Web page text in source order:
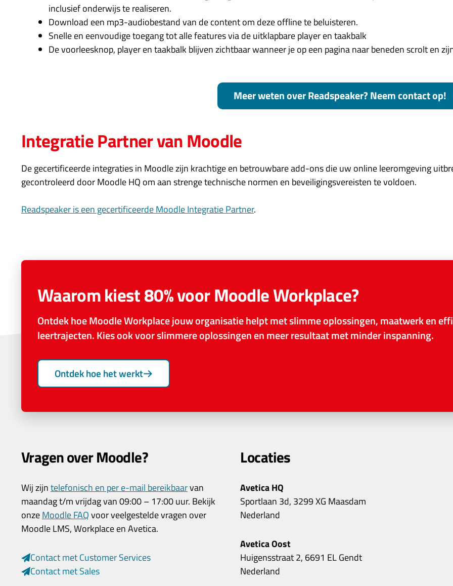
inclusief onderwijs te realiseren.
Download een mp3-audiobestand van de content om deze offline te beluisteren.
Snelle en eenvoudige toegang tot alle features via de uitklapbare player en taakbalk
De voorleesknop, player en taakbalk blijven zichtbaar wanneer je op een pagina naar beneden scrolt en
Meer weten over Readspeaker? Neem contact op!
Integratie Partner van Moodle
De gecertificeerde integraties in Moodle zijn krachtige en betrouwbare add-ons die uw online leeromgeving
gecontroleerd door Moodle HQ om aan strenge technische normen en beveiligingsvereisten te voldoen.
Readspeaker is een gecertificeerde Moodle Integratie Partner.
Waarom kiest 80% voor Moodle Workplace?
Ontdek hoe Moodle Workplace jouw organisatie helpt met slimme oplossingen, maatwerk en
leertrajecten. Kies ook voor slimmere oplossingen en meer resultaat met minder inspanning.
Ontdek hoe het werkt
Vragen over Moodle?
Wij zijntelefonisch en per e-mail bereikbaarvan
maandag t/m vrijdag van 09:00 – 17:00 uur. Bekijk
onzeMoodle FAQvoor veelgestelde vragen over
Moodle LMS, Workplace en Avetica.
Contact met Customer Services
Contact met Sales
Locaties
Avetica HQ
Sportlaan 3d, 3299 XG Maasdam
Nederland
Avetica Oost
Huigensstraat 2, 6691 EL Gendt
Nederland